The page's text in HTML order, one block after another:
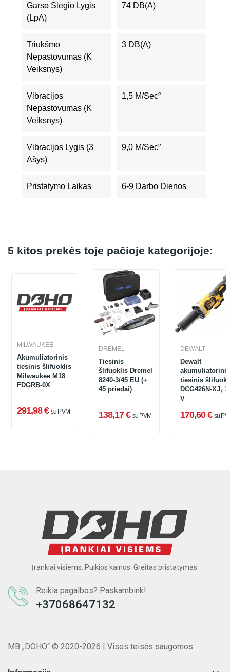
Garso Slėgio Lygis
(LpA)
74 DB(A)
Triukšmo
Nepastovumas (K
Veiksnys)
3 DB(A)
Vibracijos
Nepastovumas (K
Veiksnys)
1,5 M/sec²
Vibracijos Lygis (3
Ašys)
9,0 M/sec²
Pristatymo Laikas 6-9 Darbo Dienos
5 kitos prekės toje pačioje kategorijoje:
MILWAUKEE
Akumuliatorinis
tiesinis šlifuoklis
Milwaukee M18
FDGRB-0X
291,98 € su PVM
DREMEL
Tiesinis
šlifuoklis Dremel
8240-3/45 EU (+
45 priedai)
138,17 € su PVM
DEWALT
Dewalt
akumuliatorinis
tiesinis
DCG426N-XJ,
V
170,60 € su
Įrankiai visiems. Puikios kainos. Greitas pristatymas.
Reikia pagalbos? Paskambink!
+37068647132
MB „DOHO“ © 2020-2026 | Visos teisės saugomos